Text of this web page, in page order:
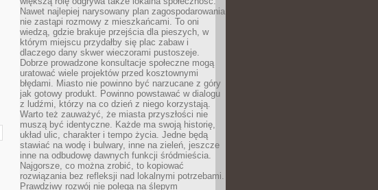
Nawet najlepiej narysowany plan zagospodarowania
nie zastąpi rozmowy z mieszkańcami. To oni
wiedzą, gdzie brakuje przejścia dla pieszych, w
którym miejscu przydałby się plac zabaw i
dlaczego dany skwer wieczorami pustoszeje.
Dobrze prowadzone konsultacje społeczne mogą
uratować wiele projektów przed kosztownymi
błędami. Miasto nie powinno być narzucane z góry
jak gotowy produkt. Powinno powstawać w dialogu
z ludźmi, którzy na co dzień z niego korzystają.
Warto też zauważyć, że miasta przyszłości nie
muszą być identyczne. Każde ma swoją historię,
układ ulic, charakter i tempo życia. Jedne będą
stawiać na wodę i bulwary, inne na zieleń, jeszcze
inne na odbudowę dawnych funkcji śródmieścia.
Najgorsze, co można zrobić, to kopiować
rozwiązania bez refleksji nad lokalnymi potrzebami.
Prawdziwy rozwój nie polega na ślepym